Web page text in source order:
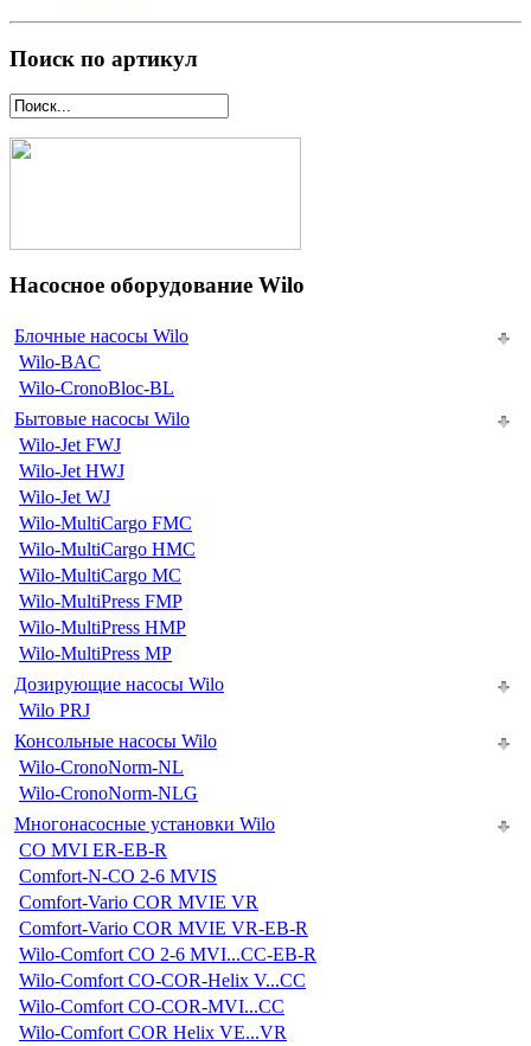
Поиск по артикул
Насосное оборудование Wilo
Блочные насосы Wilo
Wilo-BAC
Wilo-CronoBloc-BL
Бытовые насосы Wilo
Wilo-Jet FWJ
Wilo-Jet HWJ
Wilo-Jet WJ
Wilo-MultiCargo FMC
Wilo-MultiCargo HMC
Wilo-MultiCargo MC
Wilo-MultiPress FMP
Wilo-MultiPress HMP
Wilo-MultiPress MP
Дозирующие насосы Wilo
Wilo PRJ
Консольные насосы Wilo
Wilo-CronoNorm-NL
Wilo-CronoNorm-NLG
Многонасосные установки Wilo
CO MVI ER-EB-R
Comfort-N-CO 2-6 MVIS
Comfort-Vario COR MVIE VR
Comfort-Vario COR MVIE VR-EB-R
Wilo-Comfort CO 2-6 MVI...CC-EB-R
Wilo-Comfort CO-COR-Helix V...CC
Wilo-Comfort CO-COR-MVI...CC
Wilo-Comfort COR Helix VE...VR